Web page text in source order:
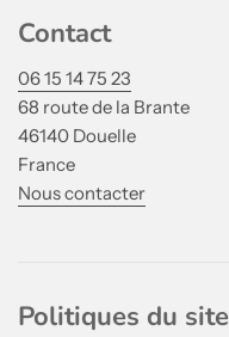
Contact
06 15 14 75 23
68 route de la Brante
46140 Douelle
France
Nous contacter
Politiques du site